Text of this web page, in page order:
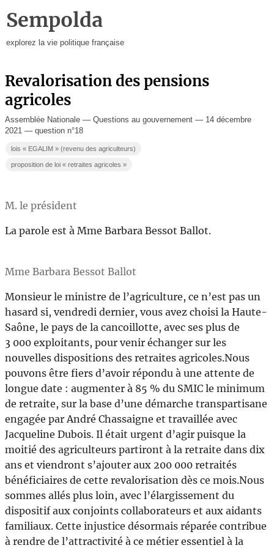
Sempolda
explorez la vie politique française
Revalorisation des pensions
agricoles
Assemblée Nationale — Questions au gouvernement — 14 décembre
2021 — question n°18
lois « EGALIM » (revenu des agriculteurs)
proposition de loi « retraites agricoles »
M. le président
La parole est à Mme Barbara Bessot Ballot.
Mme Barbara Bessot Ballot
Monsieur le ministre de l’agriculture, ce n’est pas un
hasard si, vendredi dernier, vous avez choisi la Haute-
Saône, le pays de la cancoillotte, avec ses plus de
3 000 exploitants, pour venir échanger sur les
nouvelles dispositions des retraites agricoles.Nous
pouvons être fiers d’avoir répondu à une attente de
longue date : augmenter à 85 % du SMIC le minimum
de retraite, sur la base d’une démarche transpartisane
engagée par André Chassaigne et travaillée avec
Jacqueline Dubois. Il était urgent d’agir puisque la
moitié des agriculteurs partiront à la retraite dans dix
ans et viendront s’ajouter aux 200 000 retraités
bénéficiaires de cette revalorisation dès ce mois.Nous
sommes allés plus loin, avec l’élargissement du
dispositif aux conjoints collaborateurs et aux aidants
familiaux. Cette injustice désormais réparée contribue
à rendre de l’attractivité à ce métier essentiel à la